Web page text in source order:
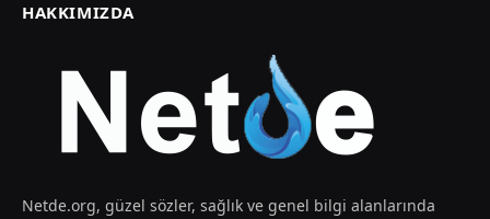
HAKKIMIZDA
Netde.org, güzel sözler, sağlık ve genel bilgi alanlarında